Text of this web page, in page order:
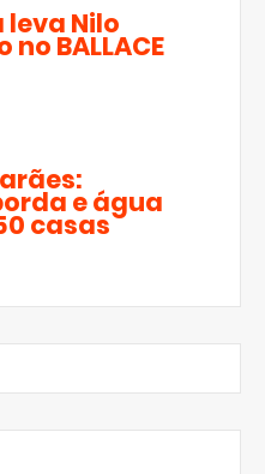
leva Nilo
BALLACE
e água
casas